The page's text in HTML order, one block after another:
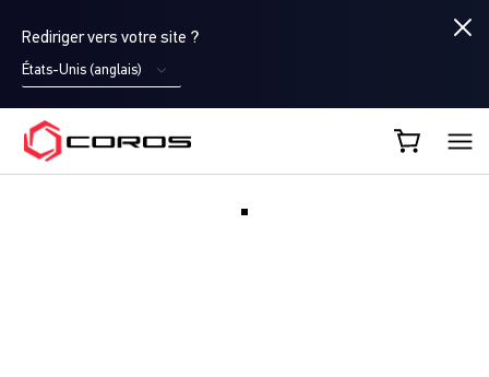
Rediriger vers votre site ?
États-Unis (anglais)
COROS FR